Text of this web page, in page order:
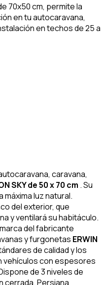
70x50 cm, permite la
en tu autocaravana,
en techos de 25 a
caravana,
SKY de 50 x 70 cm . Su
luz natural.
del exterior, que
y ventilará su habitáculo.
del fabricante
y furgonetas ERWIN
de calidad y los
vehículos con espesores
de 3 niveles de
cerrada. Persiana